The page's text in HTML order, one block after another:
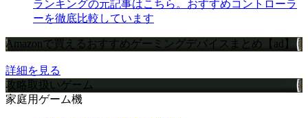
ランキングの元記事はこちら。おすすめコントローラ
ーを徹底比較しています
Amazonで買えるおすすめゲーミングデバイスまとめ【ad】
詳細を見る
攻略取扱いゲーム
家庭用ゲーム機